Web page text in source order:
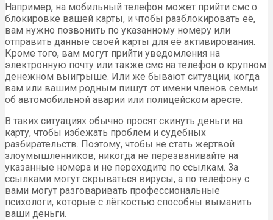
Например, на мобильный телефон может прийти смс о
блокировке вашей карты, и чтобы разблокировать её,
вам нужно позвонить по указанному номеру или
отправить данные своей карты для её активирования.
Кроме того, вам могут прийти уведомления на
электронную почту или также смс на телефон о крупном
денежном выигрыше. Или же бывают ситуации, когда
вам или вашим родным пишут от имени членов семьи
об автомобильной аварии или полицейском аресте.
В таких ситуациях обычно просят скинуть деньги на
карту, чтобы избежать проблем и судебных
разбирательств. Поэтому, чтобы не стать жертвой
злоумышленников, никогда не перезванивайте на
указанные номера и не переходите по ссылкам. За
ссылками могут скрываться вирусы, а по телефону с
вами могут разговаривать профессиональные
психологи, которые с лёгкостью способны выманить
ваши деньги.